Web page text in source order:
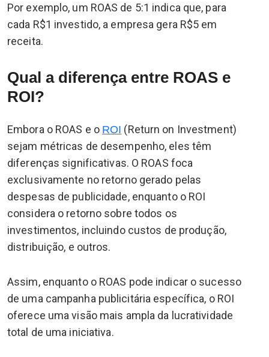
Por exemplo, um ROAS de 5:1 indica que, para
cada R$1 investido, a empresa gera R$5 em
receita.
Qual a diferença entre ROAS e
ROI?
Embora o ROAS e o ROI (Return on Investment)
sejam métricas de desempenho, eles têm
diferenças significativas. O ROAS foca
exclusivamente no retorno gerado pelas
despesas de publicidade, enquanto o ROI
considera o retorno sobre todos os
investimentos, incluindo custos de produção,
distribuição, e outros.
Assim, enquanto o ROAS pode indicar o sucesso
de uma campanha publicitária específica, o ROI
oferece uma visão mais ampla da lucratividade
total de uma iniciativa.